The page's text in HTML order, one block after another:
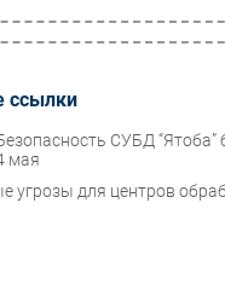
ссылки
СУБД
мая
угрозы для центров